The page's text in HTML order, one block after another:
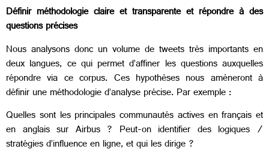
Définir méthodologie claire et transparente et répondre à des
questions précises
Nous analysons donc un volume de tweets très importants en
deux langues, ce qui permet d’affiner les questions auxquelles
répondre via ce corpus. Ces hypothèses nous amèneront à
définir une méthodologie d’analyse précise. Par exemple :
Quelles sont les principales communautés actives en français et
en anglais sur Airbus ? Peut-on identifier des logiques /
stratégies d’influence en ligne, et qui les dirige ?